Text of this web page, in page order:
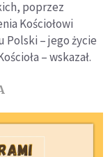
poprzez
Kościołowi
– jego życie
– wskazał.